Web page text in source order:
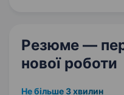
Резюме —
нової роботи
Не більше 3 хвилин